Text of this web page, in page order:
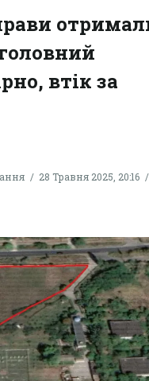
втік за
28 Травня 2025, 20:16